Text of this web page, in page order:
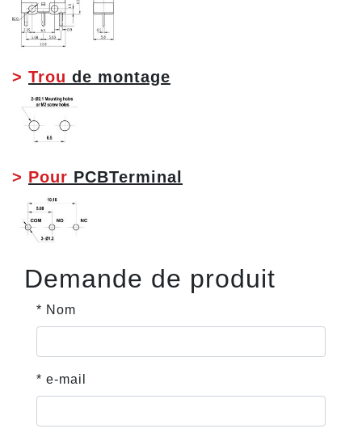
> Trou de montage
> Pour PCBTerminal
Demande de produit
* Nom
* e-mail